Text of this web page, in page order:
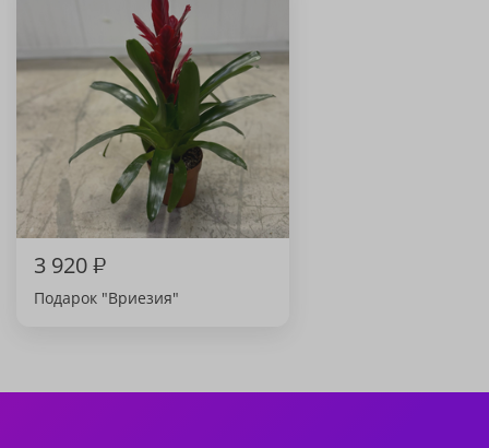
3 920₽
Подарок "Вриезия"